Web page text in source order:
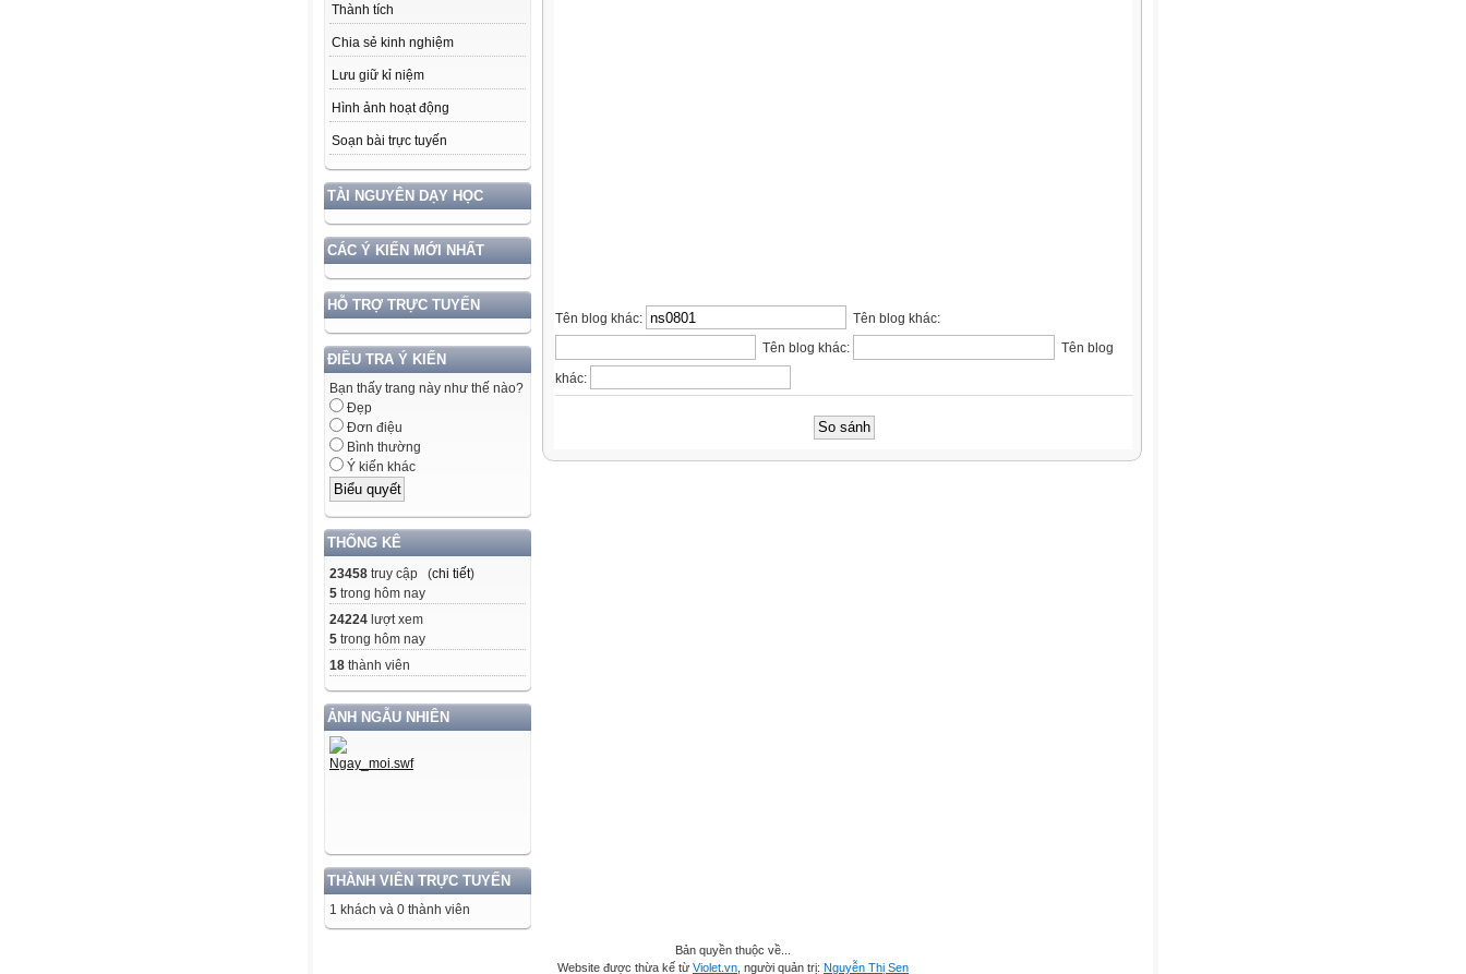
Thành tích
Chia sẻ kinh nghiệm
Lưu giữ kỉ niệm
Hình ảnh hoạt động
Soạn bài trực tuyến
TÀI NGUYÊN DẠY HỌC
CÁC Ý KIẾN MỚI NHẤT
HỖ TRỢ TRỰC TUYẾN
ĐIỀU TRA Ý KIẾN
Bạn thấy trang này như thế nào?
Đẹp
Đơn điệu
Bình thường
Ý kiến khác
THỐNG KÊ
23458 truy cập (chi tiết)
5 trong hôm nay
24224 lượt xem
5 trong hôm nay
18 thành viên
ẢNH NGẪU NHIÊN
THÀNH VIÊN TRỰC TUYẾN
1 khách và 0 thành viên
Tên blog khác:
Tên blog khác:
Tên blog khác:
Tên blog
khác:
Bản quyền thuộc về...
Website được thừa kế từ Violet.vn , người quản trị: Nguyễn Thị Sen